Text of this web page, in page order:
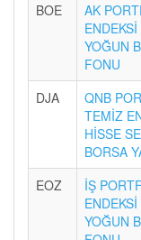
BOE
AK
YOĞUN
FONU
DJA
QNB
TEMİZ
HİSSE
BORSA
EOZ
İŞ
YOĞUN